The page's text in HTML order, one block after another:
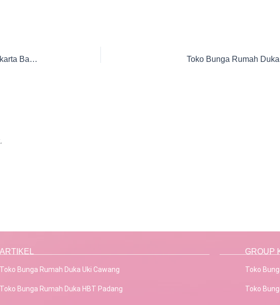
Toko Bunga di Rumah Duka Tabitha Ukrida Jakarta Barat Toko Bunga Rumah
ARTIKEL
Toko Bunga Rumah Duka Uki Cawang
Toko Bunga Rumah Duka HBT Padang
GROUP
Toko
Toko